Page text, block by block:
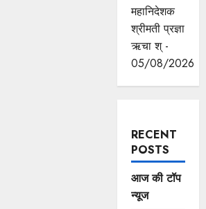
महानिदेशक
श्रीमती प्रज्ञा
ऋचा श् -
05/08/2026
RECENT
POSTS
आज की टॉप
न्यूज